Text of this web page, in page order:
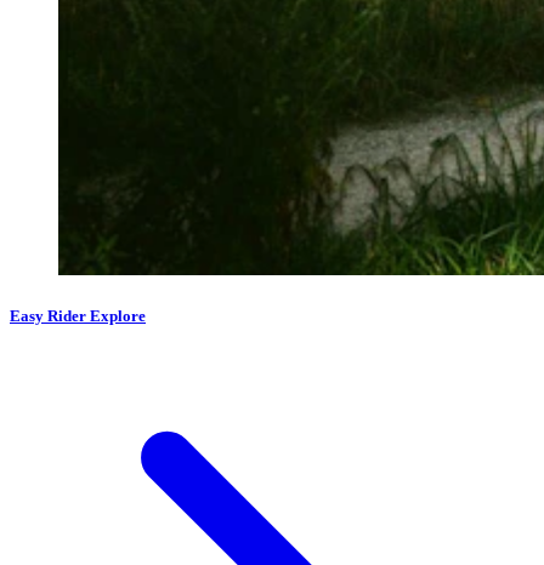
Easy Rider Explore